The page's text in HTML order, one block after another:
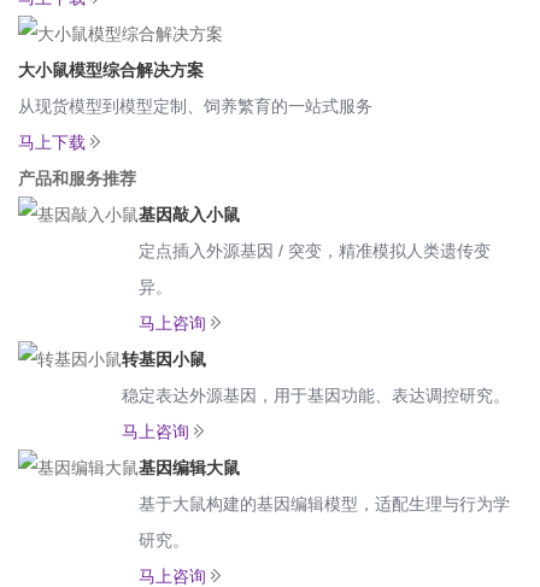
大小鼠模型综合解决方案
从现货模型到模型定制、饲养繁育的一站式服务
马上下载
产品和服务推荐
基因敲入小鼠
定点插入外源基因 / 突变，精准模拟人类遗传变
异。
马上咨询
转基因小鼠
稳定表达外源基因，用于基因功能、表达调控研究。
马上咨询
基因编辑大鼠
基于大鼠构建的基因编辑模型，适配生理与行为学
研究。
马上咨询